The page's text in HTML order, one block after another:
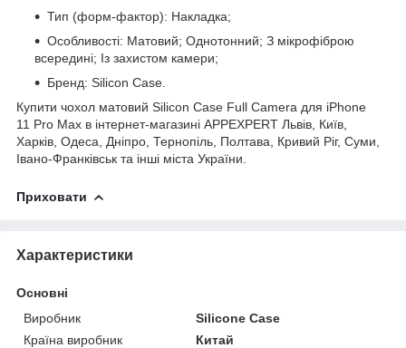
Тип (форм-фактор): Накладка;
Особливості: Матовий; Однотонний; З мікрофіброю
всередині; Із захистом камери;
Бренд: Silicon Case.
Купити чохол матовий Silicon Case Full Camera для iPhone
11 Pro Max в інтернет-магазині APPEXPERT Львів, Київ,
Харків, Одеса, Дніпро, Тернопіль, Полтава, Кривий Ріг, Суми,
Івано-Франківськ та інші міста України.
Приховати
Характеристики
Основні
Виробник
Silicone Case
Країна виробник
Китай